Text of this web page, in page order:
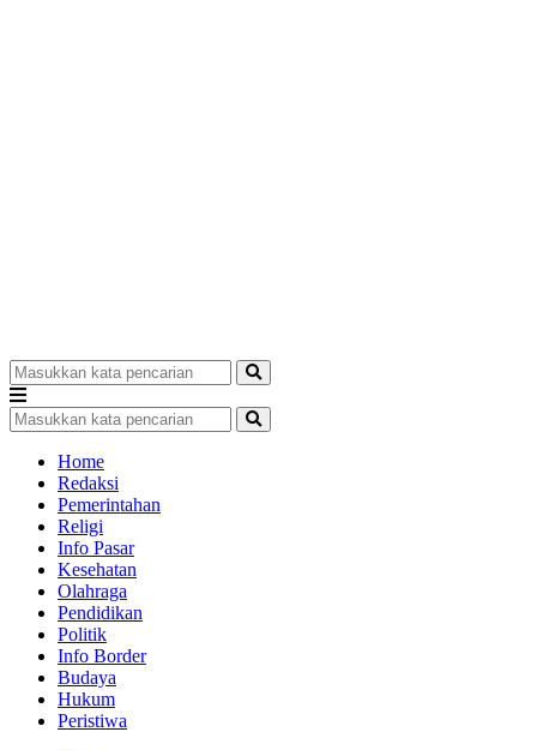
Home
Redaksi
Pemerintahan
Religi
Info Pasar
Kesehatan
Olahraga
Pendidikan
Politik
Info Border
Budaya
Hukum
Peristiwa